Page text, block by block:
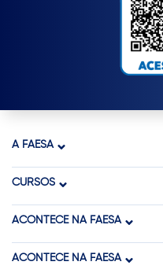
A FAESA
CURSOS
ACONTECE NA FAESA
ACONTECE NA FAESA